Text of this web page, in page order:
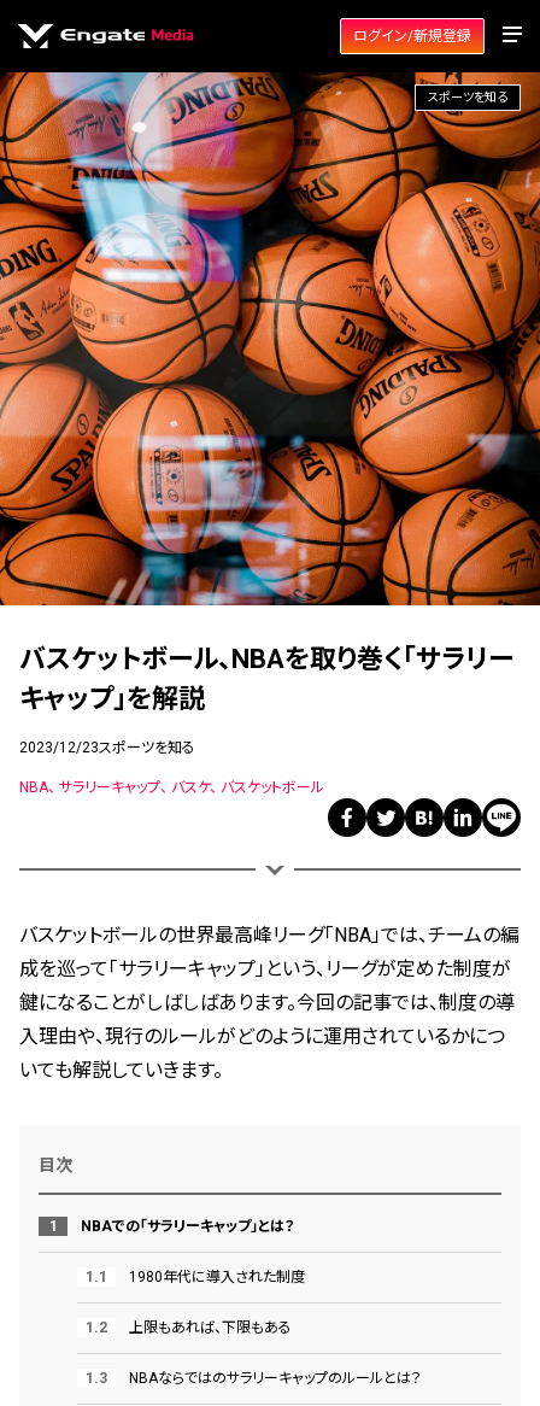
ログイン/新規登録
スポーツを知る
バスケットボール、NBAを取り巻く「サラリー
キャップ」を解説
2023/12/23スポーツを知る
NBA サラリーキャップ バスケ バスケットボール
バスケットボールの世界最高峰リーグ「NBA」では、チームの編
成を巡って「サラリーキャップ」という、リーグが定めた制度が
鍵になることがしばしばあります。今回の記事では、制度の導
入理由や、現行のルールがどのように運用されているかにつ
いても解説していきます。
目次
NBAでの「サラリーキャップ」とは？
1980年代に導入された制度
上限もあれば、下限もある
NBAならではのサラリーキャップのルールとは？